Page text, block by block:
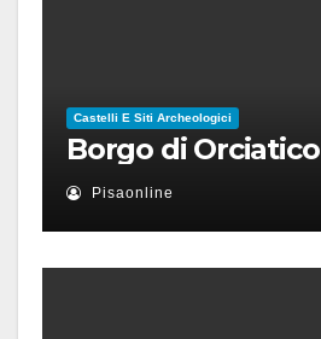
Castelli E Siti Archeologici
Borgo di Orciatico
Pisaonline